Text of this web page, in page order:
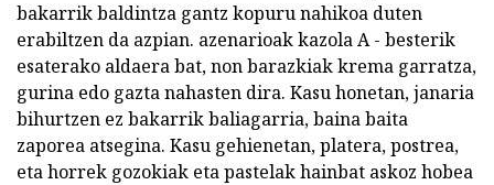
bakarrik baldintza gantz kopuru nahikoa duten
erabiltzen da azpian. azenarioak kazola A - besterik
esaterako aldaera bat, non barazkiak krema garratza,
gurina edo gazta nahasten dira. Kasu honetan, janaria
bihurtzen ez bakarrik baliagarria, baina baita
zaporea atsegina. Kasu gehienetan, platera, postrea,
eta horrek gozokiak eta pastelak hainbat askoz hobea